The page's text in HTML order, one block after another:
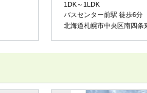
1DK～1LDK
バスセンター前駅 徒歩6分
北海道札幌市中央区南四条